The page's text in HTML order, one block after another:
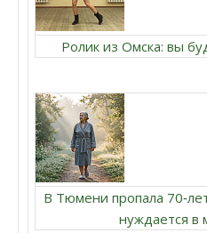
Ролик из Омска: вы
В Тюмени пропала
нуждается